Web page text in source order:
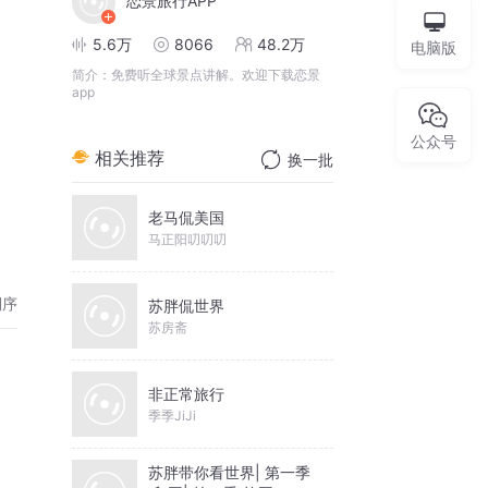
5.6万 8066 48.2万
简介： 免费听全球景点讲解。欢迎下载恋景
app
相关推荐 换一批
老马侃美国
马正阳叨叨叨
苏胖侃世界
苏房斋
非正常旅行
季季JiJi
苏胖带你看世界| 第一季
电脑版
公众号